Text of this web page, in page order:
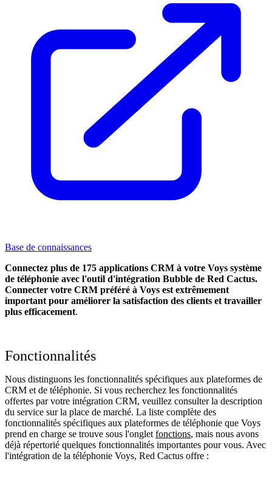
Base de connaissances
Connectez plus de 175 applications CRM à votre Voys système
de téléphonie avec l'outil d'intégration Bubble de Red Cactus.
Connecter votre CRM préféré à Voys est extrêmement
important pour améliorer la satisfaction des clients et travailler
plus efficacement.
Fonctionnalités
Nous distinguons les fonctionnalités spécifiques aux plateformes de
CRM et de téléphonie. Si vous recherchez les fonctionnalités
offertes par votre intégration CRM, veuillez consulter la description
du service sur la place de marché. La liste complète des
fonctionnalités spécifiques aux plateformes de téléphonie que Voys
prend en charge se trouve sous l'onglet fonctions, mais nous avons
déjà répertorié quelques fonctionnalités importantes pour vous. Avec
l'intégration de la téléphonie Voys, Red Cactus offre :